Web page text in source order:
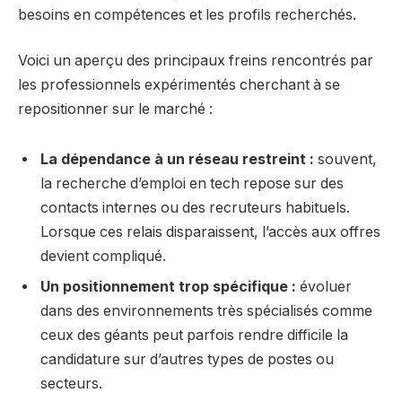
besoins en compétences et les profils recherchés.
Voici un aperçu des principaux freins rencontrés par
les professionnels expérimentés cherchant à se
repositionner sur le marché :
La dépendance à un réseau restreint : souvent,
la recherche d’emploi en tech repose sur des
contacts internes ou des recruteurs habituels.
Lorsque ces relais disparaissent, l’accès aux offres
devient compliqué.
Un positionnement trop spécifique : évoluer
dans des environnements très spécialisés comme
ceux des géants peut parfois rendre difficile la
candidature sur d’autres types de postes ou
secteurs.